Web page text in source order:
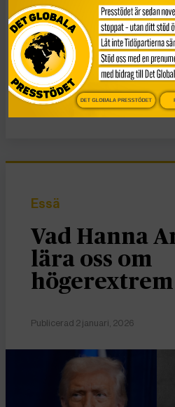
och bränsle”, skriver OHCHR.
merparten – av Haitis
länge oroligheterna pågår.
KATEGORI
Nyheter
Essä
Vad Hanna
lära oss om
Publicerad 2 januari, 2026
DET GLOBALA PRESSTÖDET